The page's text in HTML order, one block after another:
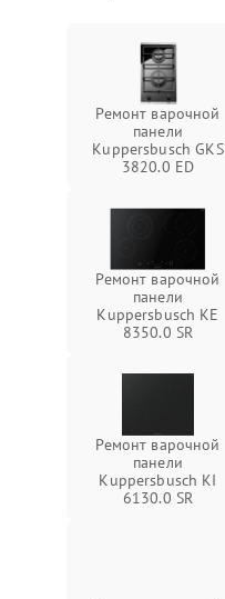
Ремонт варочной
панели
Kuppersbusch GKS
3820.0 ED
Ремонт варочной
панели
Kuppersbusch KE
8350.0 SR
Ремонт варочной
панели
Kuppersbusch KI
6130.0 SR